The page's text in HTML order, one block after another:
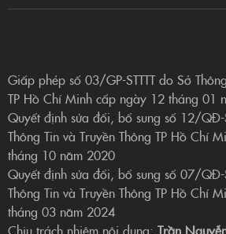
Giấp phép số 03/GP-STTTT do Sở
TP Hồ Chí Minh cấp ngày 12 tháng 01
Quyết định sửa đổi, bổ sung số 12/QĐ-
Thông Tin và Truyền Thông TP Hồ Chí
tháng 10 năm 2020
Quyết định sửa đổi, bổ sung số 07/QĐ-
Thông Tin và Truyền Thông TP Hồ Chí
tháng 03 năm 2024
Chịu trách nhiệm nội dung: Trần